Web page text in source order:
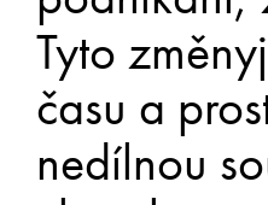
Tyto
času a
nedílnou